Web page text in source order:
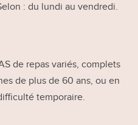
: du lundi au vendredi.
de repas variés, complets
de plus de 60 ans, ou en
temporaire.